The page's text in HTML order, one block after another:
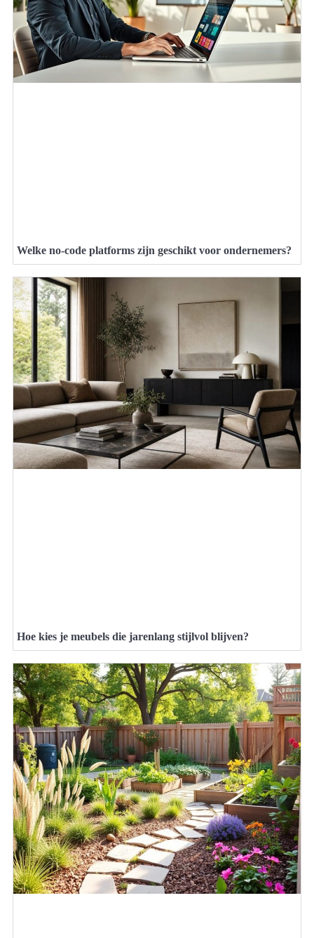
Welke no-code platforms zijn geschikt voor ondernemers?
Hoe kies je meubels die jarenlang stijlvol blijven?